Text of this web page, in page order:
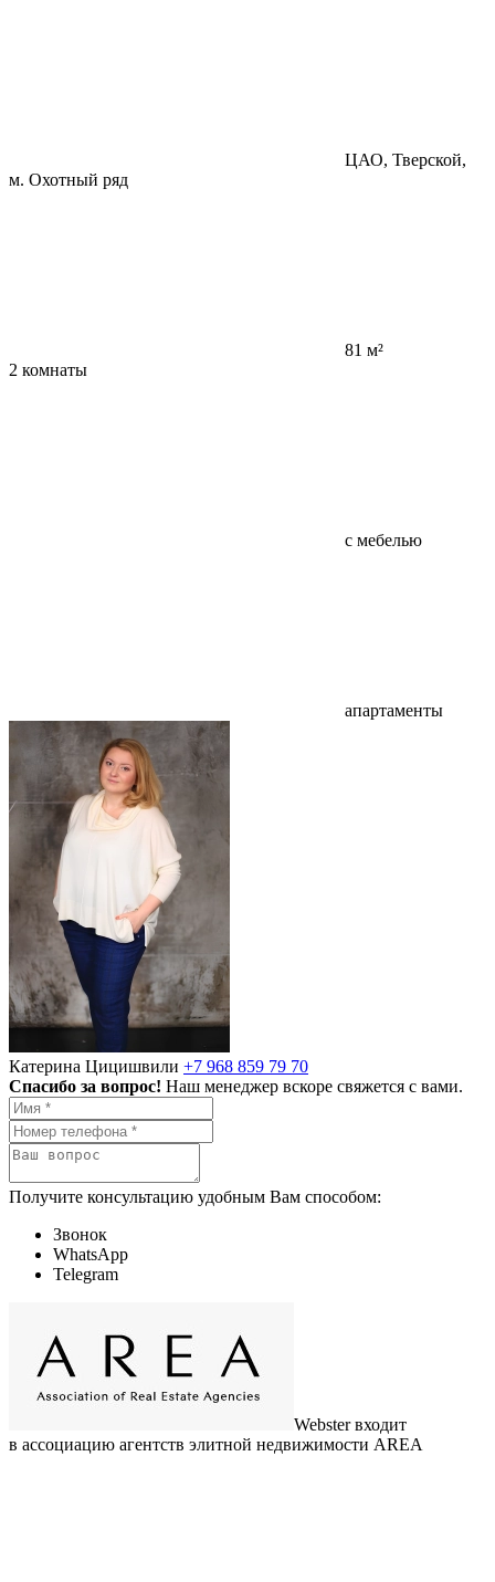
ЦАО, Тверской,
м. Охотный ряд
81 м²
2 комнаты
с мебелью
апартаменты
Катерина Цицишвили +7 968 859 79 70
Спасибо за вопрос! Наш менеджер вскоре свяжется с вами.
Получите консультацию удобным Вам способом:
Звонок
WhatsApp
Telegram
Webster входит
в ассоциацию агентств элитной недвижимости AREA